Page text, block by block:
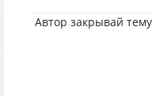
Автор закрывай